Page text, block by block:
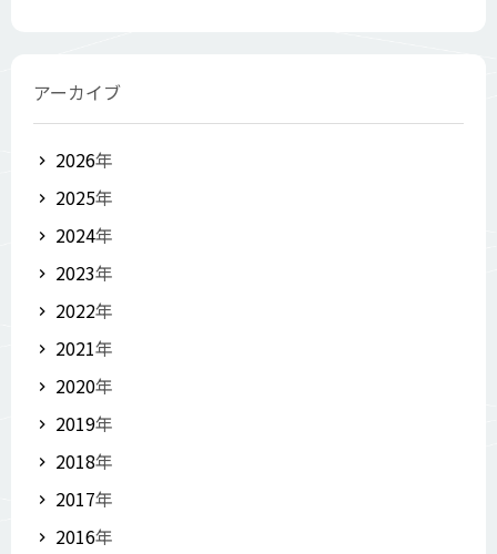
アーカイブ
2026年
2025年
2024年
2023年
2022年
2021年
2020年
2019年
2018年
2017年
2016年